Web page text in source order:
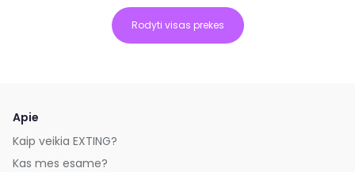
Rodyti visas prekes
Apie
Kaip veikia EXTING?
Kas mes esame?